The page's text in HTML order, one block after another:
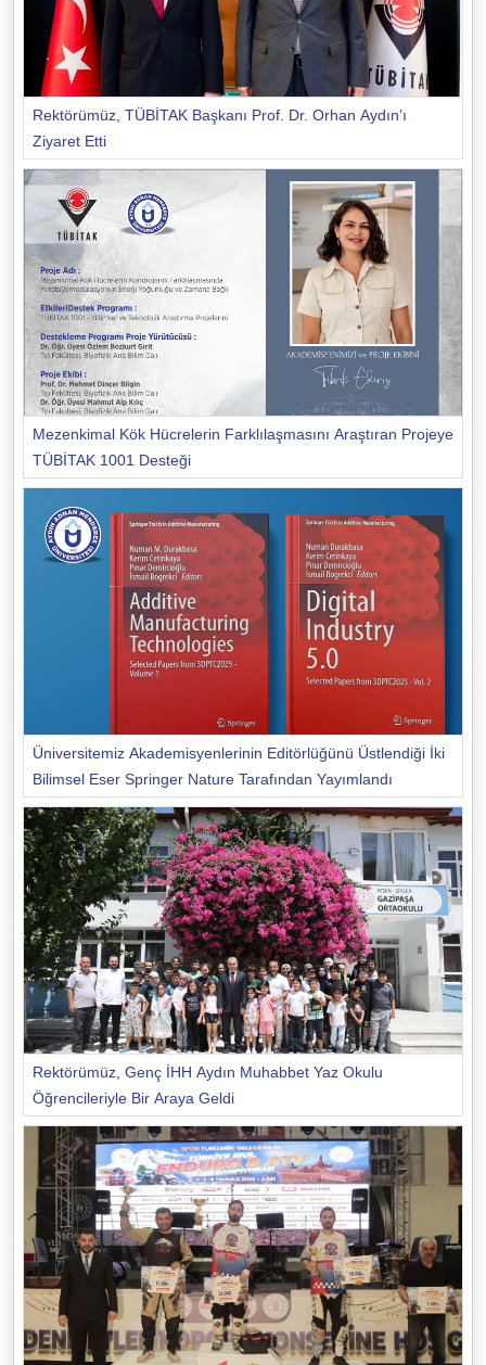
Rektörümüz, TÜBİTAK Başkanı Prof. Dr. Orhan Aydın’ı
Ziyaret Etti
Mezenkimal Kök Hücrelerin Farklılaşmasını Araştıran Projeye
TÜBİTAK 1001 Desteği
Üniversitemiz Akademisyenlerinin Editörlüğünü Üstlendiği İki
Bilimsel Eser Springer Nature Tarafından Yayımlandı
Rektörümüz, Genç İHH Aydın Muhabbet Yaz Okulu
Öğrencileriyle Bir Araya Geldi